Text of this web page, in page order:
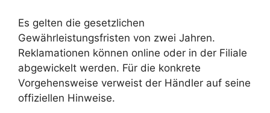
Es gelten die gesetzlichen
Gewährleistungsfristen von zwei Jahren.
Reklamationen können online oder in der Filiale
abgewickelt werden. Für die konkrete
Vorgehensweise verweist der Händler auf seine
offiziellen Hinweise.